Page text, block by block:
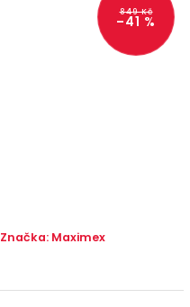
849 Kč
–41 %
Značka: Maximex